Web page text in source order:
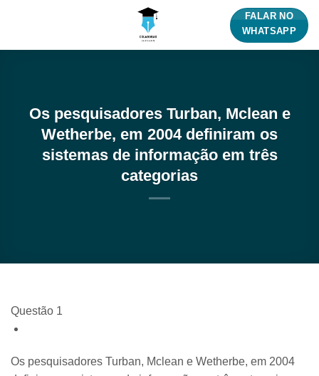
FALAR NO
WHATSAPP
Os pesquisadores Turban, Mclean e
Wetherbe, em 2004 definiram os
sistemas de informação em três
categorias
Questão 1
Os pesquisadores Turban, Mclean e Wetherbe, em 2004